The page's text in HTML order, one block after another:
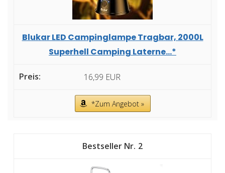
Blukar LED Campinglampe Tragbar, 2000L
Superhell Camping Laterne...*
16,99 EUR
*Zum Angebot »
2